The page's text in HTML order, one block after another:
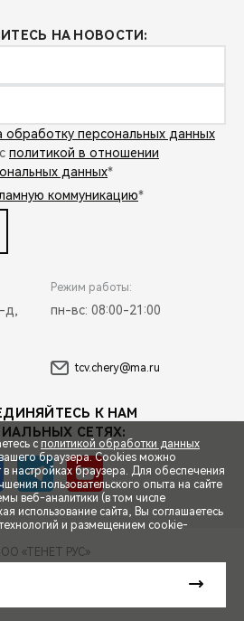
НА НОВОСТИ:
обработку персональных данных
политикой в отношении
данных*
коммуникацию*
д,
Режим работы:
пн-вс: 08:00-21:00
tcv.chery@ma.ru
К НАМ
СЕТЯХ:
«ТЕНЕТ РУС»
с политикой обработки данных
браузера. Cookies можно
настройках браузера. Для обеспечения
пользовательского опыта на сайте
веб-аналитики (в том числе
использование сайта, Вы соглашаетесь
и размещением cookie-